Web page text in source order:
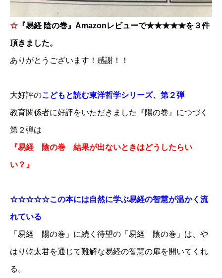
☆​ 『易経 陰の巻』Amazonレビューで★★★★★を３件
頂きました。
ありがとうございます！感謝！！
大好評のこどもと読む東洋哲学シリーズ、第２弾
教育関係者に好評をいただきました『陽の巻』につづく
第２弾は
『易経 陰の巻 結果が出ないときはどうしたらい
い？』
☆☆☆☆☆この本には自然に学ぶ易経の智慧が温かく流
れている
「易経 陽の巻」に続く待望の「易経 陰の巻」は、や
はり乾太君を通じて難解な易経の智慧の扉を開いてくれ
る。